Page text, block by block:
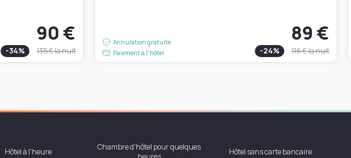
90 €
-34% 135 €la nuit
Annulation gratuite
Paiement à l'hôtel
89 €
-24% 116 €la nuit
Hôtel à l'heure
Chambre d'hôtel pour quelques
Hôtel sans carte bancaire